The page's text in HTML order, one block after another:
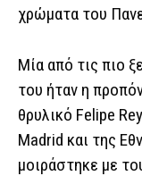
χρώματα του
Μία από τις πιο
του ήταν η
θρυλικό Felipe
Madrid και της
μοιράστηκε με